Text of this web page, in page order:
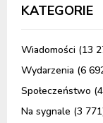
KATEGORIE
Wiadomości (13
Wydarzenia (6
Społeczeństwo
Na sygnale (3